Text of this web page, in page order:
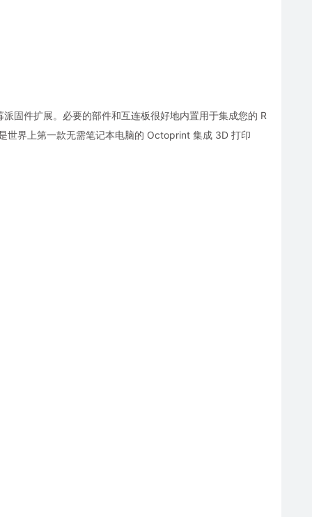
固件扩展。必要的部件和互连板很好地内置用于集成您的 R
世界上第一款无需笔记本电脑的 Octoprint 集成 3D 打印